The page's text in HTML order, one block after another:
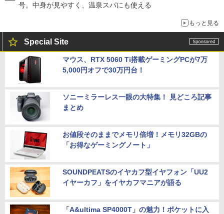
号。中身が見やすく、温泉スパにも使える
もっと見る
Special Site
マウス、RTX 5060 Ti搭載ゲーミングPCが7万
5,000円オフで30万円台！
ソニーミラーレス一眼の大特集！ 見どころ記事
まとめ
お値段そのままでメモリ倍増！メモリ32GBの
「お得なゲーミングノート」
SOUNDPEATSのイヤカフ型イヤフォン「UU2
イヤーカフ」をイヤカフマニアが語る
「A&ultima SP4000T」の魅力！ポケットに入